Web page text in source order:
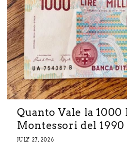
Quanto Vale la 1000
Montessori del 1990
JULY 27, 2026